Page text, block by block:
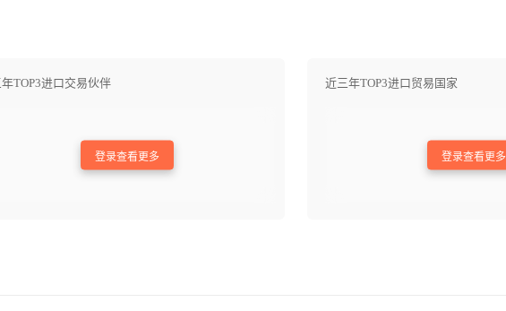
TOP3进口交易伙伴
登录查看更多
近三年TOP3进口贸易国家
登录查看更多